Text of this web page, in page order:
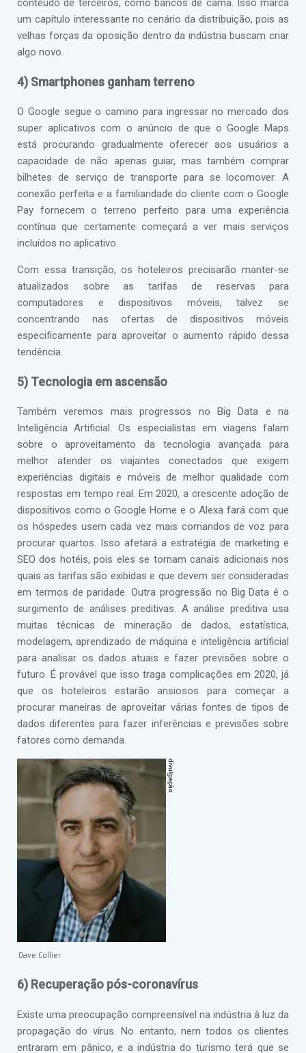
conteúdo de terceiros, como bancos de cama. Isso marca
um capítulo interessante no cenário da distribuição, pois as
velhas forças da oposição dentro da indústria buscam criar
algo novo.
4) Smartphones ganham terreno
O Google segue o camino para ingressar no mercado dos
super aplicativos com o anúncio de que o Google Maps
está procurando gradualmente oferecer aos usuários a
capacidade de não apenas guiar, mas também comprar
bilhetes de serviço de transporte para se locomover. A
conexão perfeita e a familiaridade do cliente com o Google
Pay fornecem o terreno perfeito para uma experiência
contínua que certamente começará a ver mais serviços
incluídos no aplicativo.
Com essa transição, os hoteleiros precisarão manter-se
atualizados sobre as tarifas de reservas para
computadores e dispositivos móveis, talvez se
concentrando nas ofertas de dispositivos móveis
especificamente para aproveitar o aumento rápido dessa
tendência.
5) Tecnologia em ascensão
Também veremos mais progressos no Big Data e na
Inteligência Artificial. Os especialistas em viagens falam
sobre o aproveitamento da tecnologia avançada para
melhor atender os viajantes conectados que exigem
experiências digitais e móveis de melhor qualidade com
respostas em tempo real. Em 2020, a crescente adoção de
dispositivos como o Google Home e o Alexa fará com que
os hóspedes usem cada vez mais comandos de voz para
procurar quartos. Isso afetará a estratégia de marketing e
SEO dos hotéis, pois eles se tornam canais adicionais nos
quais as tarifas são exibidas e que devem ser consideradas
em termos de paridade. Outra progressão no Big Data é o
surgimento de análises preditivas. A análise preditiva usa
muitas técnicas de mineração de dados, estatística,
modelagem, aprendizado de máquina e inteligência artificial
para analisar os dados atuais e fazer previsões sobre o
futuro. É provável que isso traga complicações em 2020, já
que os hoteleiros estarão ansiosos para começar a
procurar maneiras de aproveitar várias fontes de tipos de
dados diferentes para fazer inferências e previsões sobre
fatores como demanda.
Dave Collier
6) Recuperação pós-coronavírus
Existe uma preocupação compreensível na indústria à luz da
propagação do vírus. No entanto, nem todos os clientes
entraram em pânico, e a indústria do turismo terá que se